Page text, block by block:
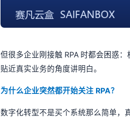
但很多企业刚接触 RPA 时都会困惑
贴近真实业务的角度讲明白。
为什么企业突然都开始关注 RPA？
数字化转型不是买个系统那么简单，